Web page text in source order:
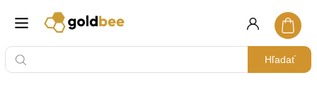
Hľadať